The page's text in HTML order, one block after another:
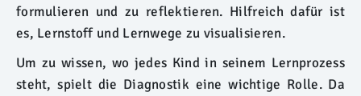
formulieren und zu reflektieren. Hilfreich dafür ist
es, Lernstoff und Lernwege zu visualisieren.
Um zu wissen, wo jedes Kind in seinem Lernprozess
steht, spielt die Diagnostik eine wichtige Rolle. Da